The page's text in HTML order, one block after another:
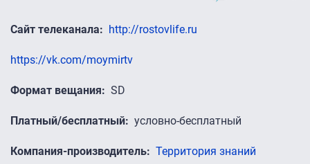
Сайт телеканала http://rostovlife.ru
https://vk.com/moymirtv
Формат вещания SD
Платный/бесплатный условно-бесплатный
Компания-производитель Территория знаний